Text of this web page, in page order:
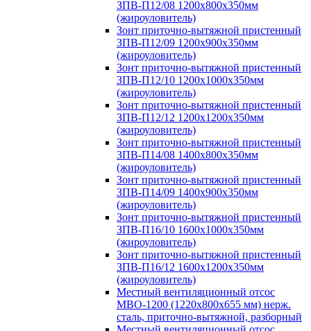
ЗПВ-П12/08 1200х800х350мм
(жироуловитель)
Зонт приточно-вытяжной пристенный
ЗПВ-П12/09 1200х900х350мм
(жироуловитель)
Зонт приточно-вытяжной пристенный
ЗПВ-П12/10 1200х1000х350мм
(жироуловитель)
Зонт приточно-вытяжной пристенный
ЗПВ-П12/12 1200х1200х350мм
(жироуловитель)
Зонт приточно-вытяжной пристенный
ЗПВ-П14/08 1400х800х350мм
(жироуловитель)
Зонт приточно-вытяжной пристенный
ЗПВ-П14/09 1400х900х350мм
(жироуловитель)
Зонт приточно-вытяжной пристенный
ЗПВ-П16/10 1600х1000х350мм
(жироуловитель)
Зонт приточно-вытяжной пристенный
ЗПВ-П16/12 1600х1200х350мм
(жироуловитель)
Местный вентиляционный отсос
МВО-1200 (1220х800х655 мм) нерж.
сталь, приточно-вытяжной, разборный